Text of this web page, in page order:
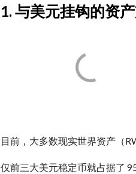
1. 与美元挂钩的资
目前，大多数现实世界资产（
仅前三大美元稳定币就占据了